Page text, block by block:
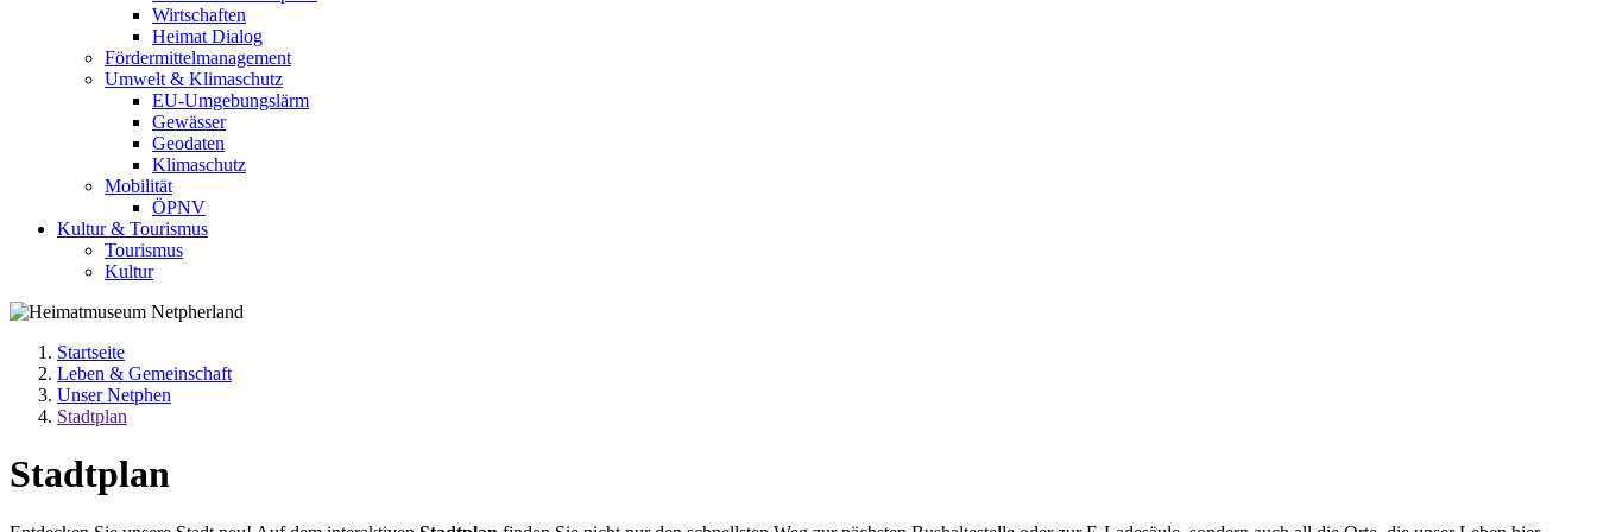
Wirtschaften
Heimat Dialog
Fördermittelmanagement
Umwelt & Klimaschutz
EU-Umgebungslärm
Gewässer
Geodaten
Klimaschutz
Mobilität
ÖPNV
Kultur & Tourismus
Tourismus
Kultur
Startseite
Leben & Gemeinschaft
Unser Netphen
Stadtplan
Stadtplan